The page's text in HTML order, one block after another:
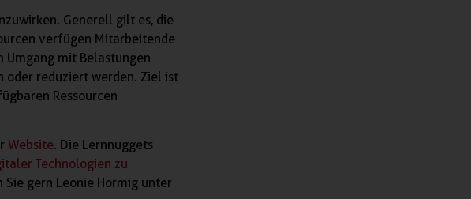
Generell gilt es, die
verfügen Mitarbeitende
Umgang mit Belastungen
oder reduziert werden. Ziel ist
Ressourcen
Website. Die Lernnuggets
Technologien zu
gern Leonie Hormig unter